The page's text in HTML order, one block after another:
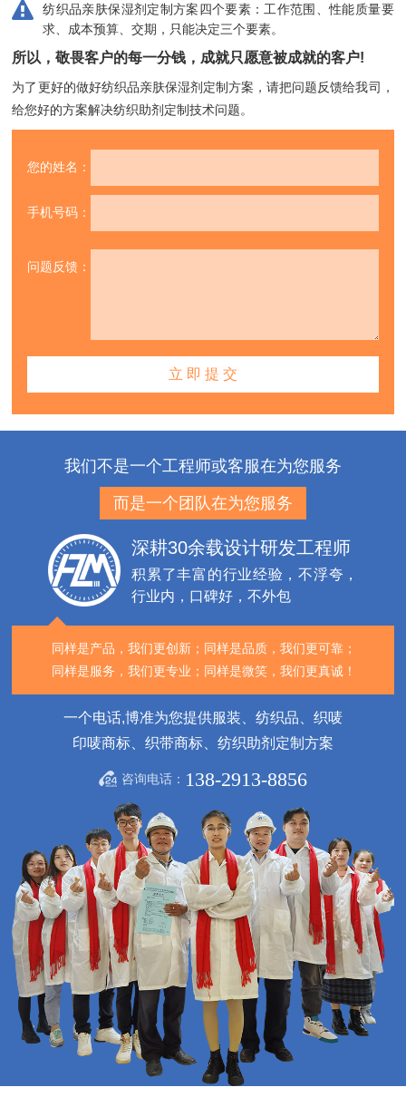
纺织品亲肤保湿剂定制方案四个要素：工作范围、性能质量要
求、成本预算、交期，只能决定三个要素。
所以，敬畏客户的每一分钱，成就只愿意被成就的客户!
为了更好的做好纺织品亲肤保湿剂定制方案，请把问题反馈给我司，
给您好的方案解决纺织助剂定制技术问题。
您的姓名：
手机号码：
问题反馈：
我们不是一个工程师或客服在为您服务
而是一个团队在为您服务
深耕30余载设计研发工程师
积累了丰富的行业经验，不浮夸，
行业内，口碑好，不外包
同样是产品，我们更创新； 同样是品质，我们更可靠；
同样是服务，我们更专业； 同样是微笑，我们更真诚！
一个电话,博准为您提供服装、纺织品、织唛
印唛商标、织带商标、纺织助剂定制方案
咨询电话： 138-2913-8856